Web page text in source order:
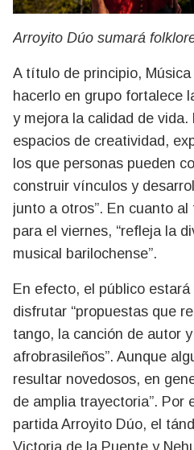
Arroyito Dúo sumará
A título de principio,
hacerlo en grupo fortalece
y mejora la calidad de
espacios de creatividad,
los que personas pueden
construir vínculos y
junto a otros”. En cuanto
para el viernes, “refleja la
musical barilochense”.
En efecto, el público
disfrutar “propuestas que
tango, la canción de autor
afrobrasileños”. Aunque
resultar novedosos, en
de amplia trayectoria”. Por
partida Arroyito Dúo, el
Victoria de la Puente y